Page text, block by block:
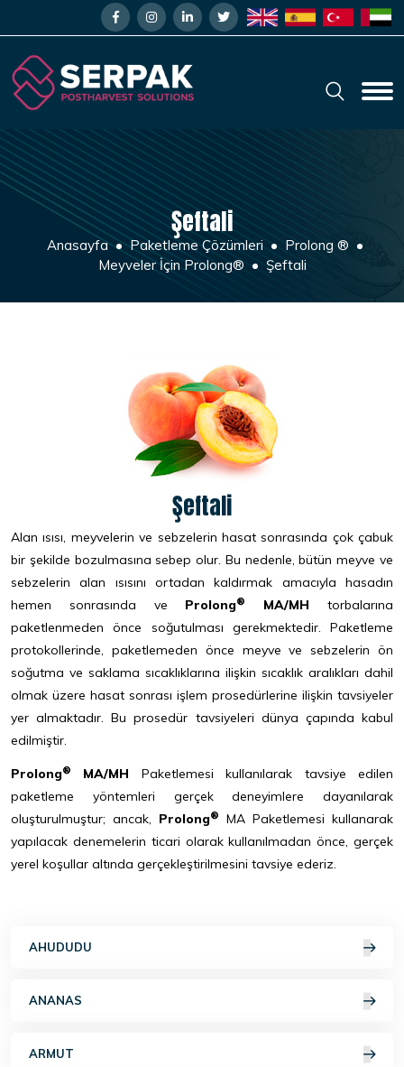
Şeftali
Anasayfa Paketleme Çözümleri
Prolong ®
Meyveler İçin Prolong®
Şeftali
Şeftali
Alan ısısı, meyvelerin ve sebzelerin hasat sonrasında çok çabuk
bir şekilde bozulmasına sebep olur. Bu nedenle, bütün meyve ve
sebzelerin alan ısısını ortadan kaldırmak amacıyla hasadın
hemen sonrasında ve Prolong® MA/MH torbalarına
paketlenmeden önce soğutulması gerekmektedir. Paketleme
protokollerinde, paketlemeden önce meyve ve sebzelerin ön
soğutma ve saklama sıcaklıklarına ilişkin sıcaklık aralıkları dahil
olmak üzere hasat sonrası işlem prosedürlerine ilişkin tavsiyeler
yer almaktadır. Bu prosedür tavsiyeleri dünya çapında kabul
edilmiştir.
Prolong® MA/MH Paketlemesi kullanılarak tavsiye edilen
paketleme yöntemleri gerçek deneyimlere dayanılarak
oluşturulmuştur; ancak, Prolong®
MA Paketlemesi kullanarak
yapılacak denemelerin ticari olarak kullanılmadan önce, gerçek
yerel koşullar altında gerçekleştirilmesini tavsiye ederiz.
AHUDUDU
ANANAS
ARMUT